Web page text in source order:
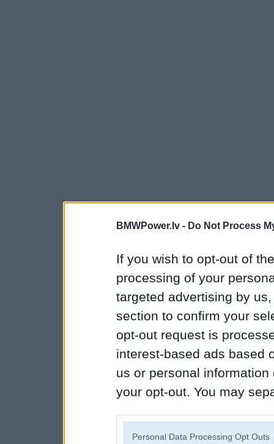
BMWPower.lv - Do Not Process
If you wish to opt-out of
processing of your
targeted advertising by
section to confirm your
opt-out request is
interest-based ads based
us or personal
your opt-out. You may
Personal Data Processing Opt Outs